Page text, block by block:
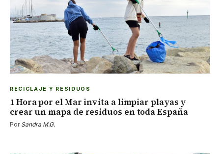
RECICLAJE Y RESIDUOS
1 Hora por el Mar invita a limpiar playas y
crear un mapa de residuos en toda España
Por Sandra M.G.